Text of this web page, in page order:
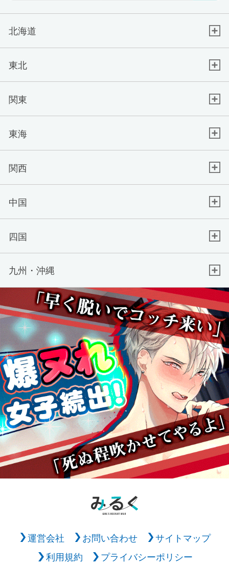
北海道
東北
関東
東海
関西
中国
四国
九州・沖縄
運営会社 お問い合わせ
サイトマップ
利用規約
プライバシーポリシー